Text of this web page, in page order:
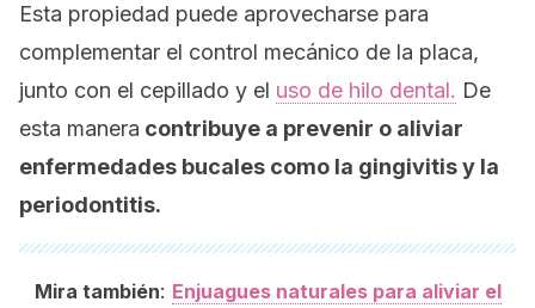
Esta propiedad puede aprovecharse para
complementar el control mecánico de la placa,
junto con el cepillado y el uso de hilo dental. De
esta manera contribuye a prevenir o aliviar
enfermedades bucales como la gingivitis y la
periodontitis.
Mira también: Enjuagues naturales para aliviar el